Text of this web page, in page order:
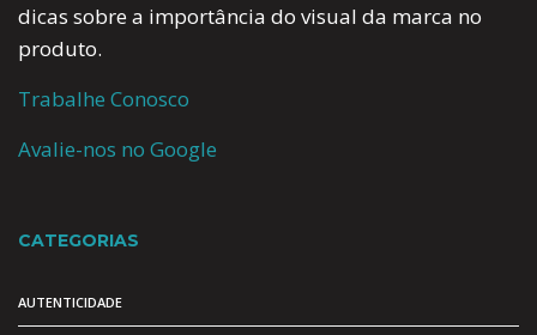
dicas sobre a importância do visual da marca no
produto.
Trabalhe Conosco
Avalie-nos no Google
CATEGORIAS
AUTENTICIDADE